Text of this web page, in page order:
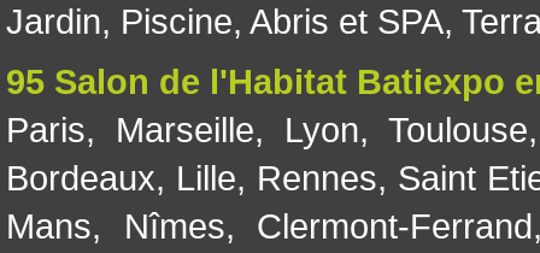
Jardin, Piscine, Abris et SPA,
95 Salon de l'Habitat Batiexpo
Paris, Marseille, Lyon, Toulouse
Bordeaux, Lille, Rennes, Saint
Mans, Nîmes, Clermont-Ferrand